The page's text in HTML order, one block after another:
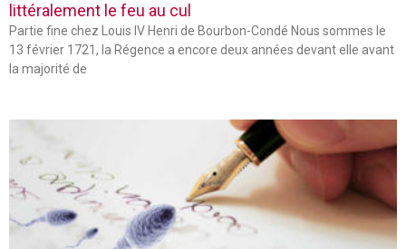
littéralement le feu au cul
Partie fine chez Louis IV Henri de Bourbon-Condé Nous sommes le
13 février 1721, la Régence a encore deux années devant elle avant
la majorité de